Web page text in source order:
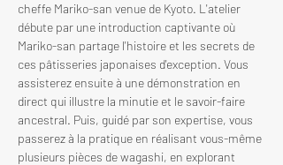
cheffe Mariko-san venue de Kyoto. L'atelier
débute par une introduction captivante où
Mariko-san partage l'histoire et les secrets de
ces pâtisseries japonaises d'exception. Vous
assisterez ensuite à une démonstration en
direct qui illustre la minutie et le savoir-faire
ancestral. Puis, guidé par son expertise, vous
passerez à la pratique en réalisant vous-même
plusieurs pièces de wagashi, en explorant